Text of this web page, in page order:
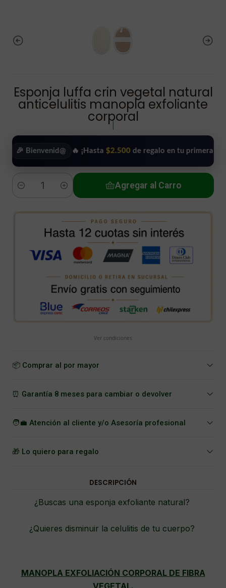
Esponja luffa crin vegetal natural
anticelulitis manopla exfoliante
corporal
🔥 ¡Hasta$2.500de regalo en tu primera compra!
Cantidad
Agregar al Carro
Ver condiciones
📦 Comprar al por mayor
⏰ Garantía 8 meses para cambiar o devolver
🧑‍💼 Atención al cliente y/o Asesoría profesional
🎁 Lo quiero para regalo
DESCRIPCIÓN
¿Buscas una esponja exfoliante natural?
¿Quieres disminuir la celulitis de tu cuerpo?
MANOPLA EXFOLIACIÓN CORPORAL DE FIBRA